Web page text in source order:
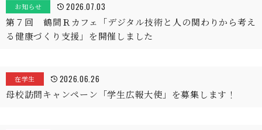
お知らせ 2026.07.03
第７回 鶴間Ｒカフェ「デジタル技術と人の関わりから考え
る健康づくり支援」を開催しました
在学生 2026.06.26
母校訪問キャンペーン「学生広報大使」を募集します！